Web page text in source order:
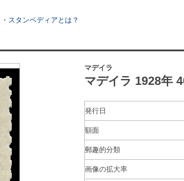
スタンペディアとは？
マデイラ
マデイラ 1928年
発行日
額面
郵趣的分類
画像の拡大率